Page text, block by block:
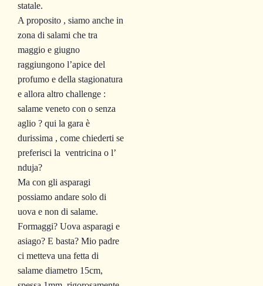
statale.
A proposito , siamo anche in
zona di salami che tra
maggio e giugno
raggiungono l’apice del
profumo e della stagionatura
e allora altro challenge :
salame veneto con o senza
aglio ? qui la gara è
durissima , come chiederti se
preferisci la ventricina o l’
nduja?
Ma con gli asparagi
possiamo andare solo di
uova e non di salame.
Formaggi? Uova asparagi e
asiago? E basta? Mio padre
ci metteva una fetta di
salame diametro 15cm,